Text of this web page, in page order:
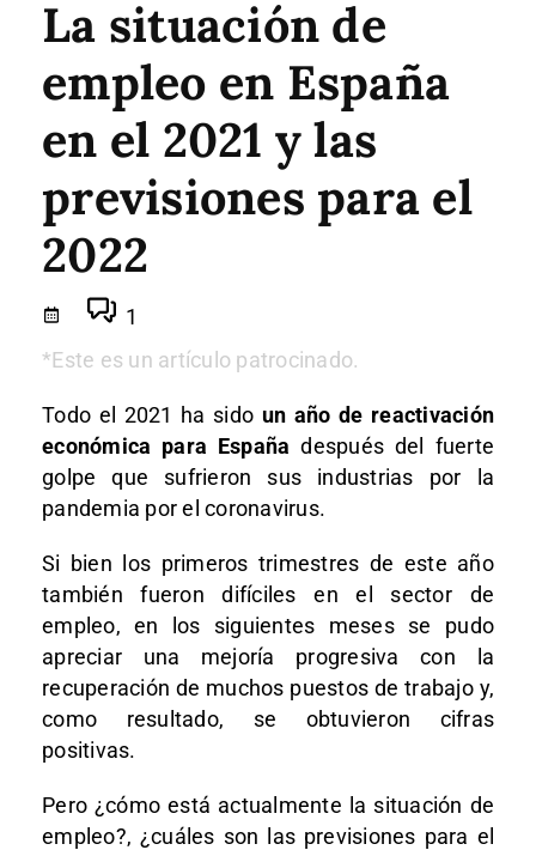
La situación de
empleo en España
en el 2021 y las
previsiones para el
2022
1
*Este es un artículo patrocinado.
Todo el 2021 ha sido un año de reactivación
económica para España después del fuerte
golpe que sufrieron sus industrias por la
pandemia por el coronavirus.
Si bien los primeros trimestres de este año
también fueron difíciles en el sector de
empleo, en los siguientes meses se pudo
apreciar una mejoría progresiva con la
recuperación de muchos puestos de trabajo y,
como resultado, se obtuvieron cifras
positivas.
Pero ¿cómo está actualmente la situación de
empleo?, ¿cuáles son las previsiones para el